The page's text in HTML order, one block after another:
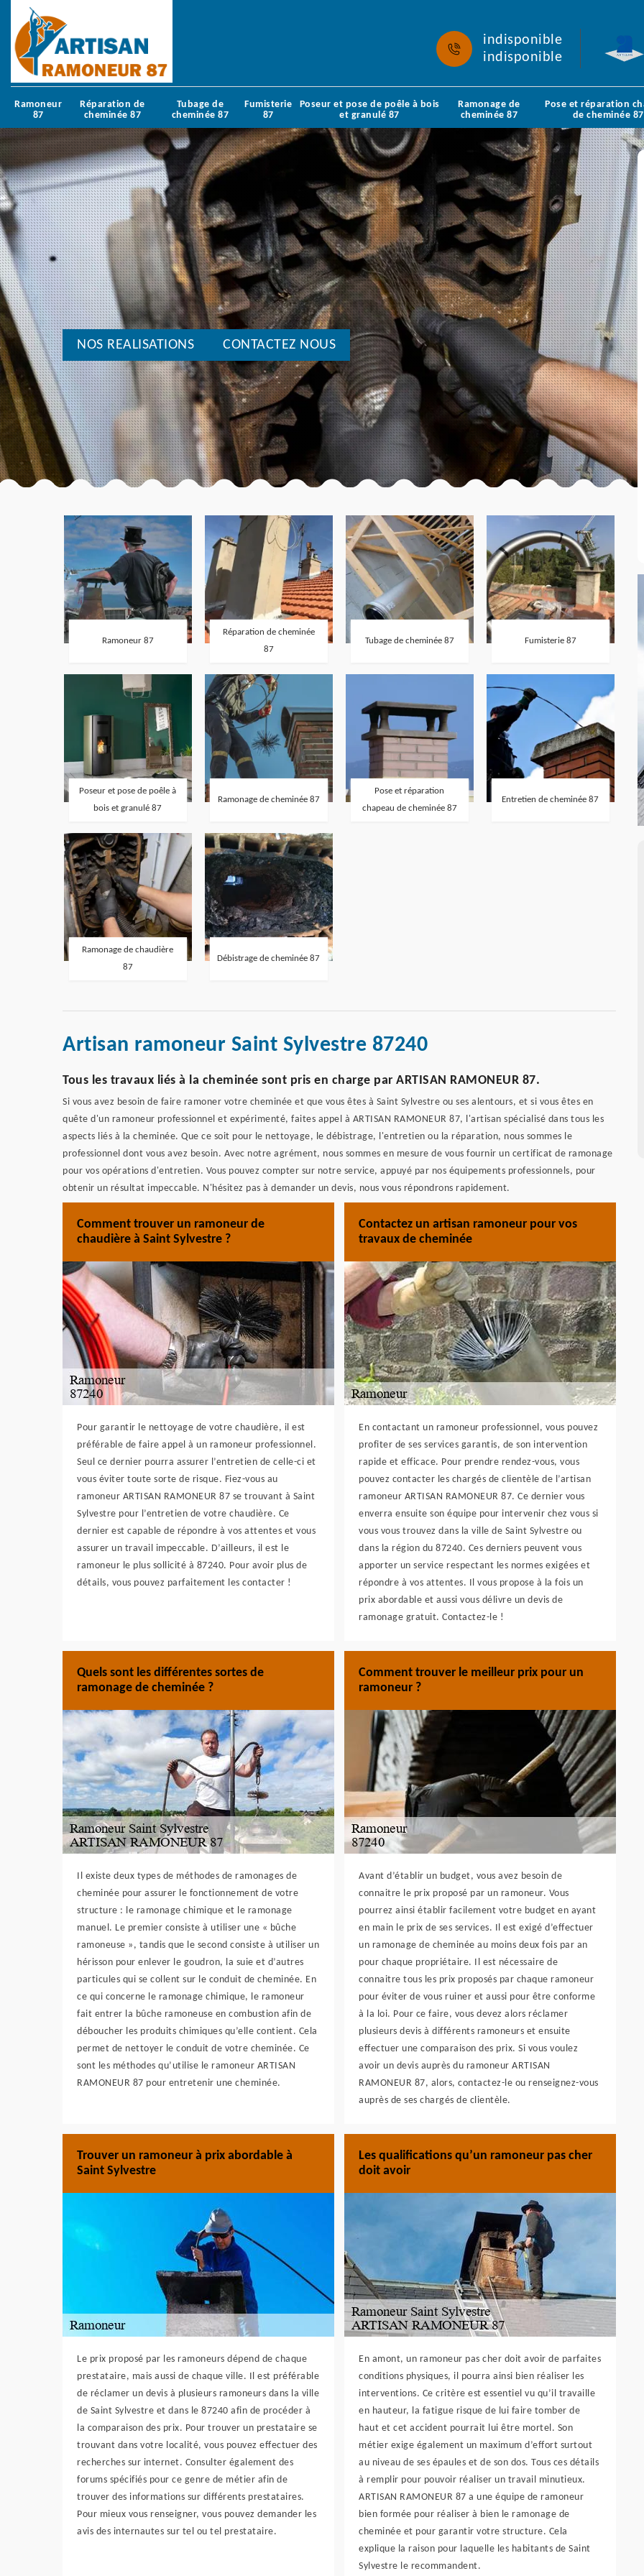
indisponible
indisponible
Ramoneur
87
Réparation de
cheminée 87
Tubage de
cheminée 87
Fumisterie
87
Poseur et pose de poêle à bois
et granulé 87
Ramonage de
cheminée 87
Pose et réparation
de cheminée 87
NOS REALISATIONS CONTACTEZ NOUS
Ramoneur 87
Réparation de cheminée
87
Tubage de cheminée 87 Fumisterie 87
Poseur et pose de poêle à
bois et granulé 87
Ramonage de cheminée 87
Pose et réparation
chapeau de cheminée 87
Entretien de cheminée 87
Ramonage de chaudière
87
Débistrage de cheminée 87
Artisan ramoneur Saint Sylvestre 87240
Tous les travaux liés à la cheminée sont pris en charge par ARTISAN RAMONEUR 87.
Si vous avez besoin de faire ramoner votre cheminée et que vous êtes à Saint Sylvestre ou ses alentours, et si vous êtes en
quête d'un ramoneur professionnel et expérimenté, faites appel à ARTISAN RAMONEUR 87, l'artisan spécialisé dans tous les
aspects liés à la cheminée. Que ce soit pour le nettoyage, le débistrage, l'entretien ou la réparation, nous sommes le
professionnel dont vous avez besoin. Avec notre agrément, nous sommes en mesure de vous fournir un certificat de ramonage
pour vos opérations d'entretien. Vous pouvez compter sur notre service, appuyé par nos équipements professionnels, pour
obtenir un résultat impeccable. N'hésitez pas à demander un devis, nous vous répondrons rapidement.
Comment trouver un ramoneur de
chaudière à Saint Sylvestre ?
Pour garantir le nettoyage de votre chaudière, il est
préférable de faire appel à un ramoneur professionnel.
Seul ce dernier pourra assurer l’entretien de celle-ci et
vous éviter toute sorte de risque. Fiez-vous au
ramoneur ARTISAN RAMONEUR 87 se trouvant à Saint
Sylvestre pour l’entretien de votre chaudière. Ce
dernier est capable de répondre à vos attentes et vous
assurer un travail impeccable. D’ailleurs, il est le
ramoneur le plus sollicité à 87240. Pour avoir plus de
détails, vous pouvez parfaitement les contacter !
Contactez un artisan ramoneur pour vos
travaux de cheminée
En contactant un ramoneur professionnel, vous pouvez
profiter de ses services garantis, de son intervention
rapide et efficace. Pour prendre rendez-vous, vous
pouvez contacter les chargés de clientèle de l’artisan
ramoneur ARTISAN RAMONEUR 87. Ce dernier vous
enverra ensuite son équipe pour intervenir chez vous si
vous vous trouvez dans la ville de Saint Sylvestre ou
dans la région du 87240. Ces derniers peuvent vous
apporter un service respectant les normes exigées et
répondre à vos attentes. Il vous propose à la fois un
prix abordable et aussi vous délivre un devis de
ramonage gratuit. Contactez-le !
Quels sont les différentes sortes de
ramonage de cheminée ?
Il existe deux types de méthodes de ramonages de
cheminée pour assurer le fonctionnement de votre
structure : le ramonage chimique et le ramonage
manuel. Le premier consiste à utiliser une « bûche
ramoneuse », tandis que le second consiste à utiliser un
hérisson pour enlever le goudron, la suie et d’autres
particules qui se collent sur le conduit de cheminée. En
ce qui concerne le ramonage chimique, le ramoneur
fait entrer la bûche ramoneuse en combustion afin de
déboucher les produits chimiques qu’elle contient. Cela
permet de nettoyer le conduit de votre cheminée. Ce
sont les méthodes qu’utilise le ramoneur ARTISAN
RAMONEUR 87 pour entretenir une cheminée.
Comment trouver le meilleur prix pour un
ramoneur ?
Avant d’établir un budget, vous avez besoin de
connaitre le prix proposé par un ramoneur. Vous
pourrez ainsi établir facilement votre budget en ayant
en main le prix de ses services. Il est exigé d’effectuer
un ramonage de cheminée au moins deux fois par an
pour chaque propriétaire. Il est nécessaire de
connaitre tous les prix proposés par chaque ramoneur
pour éviter de vous ruiner et aussi pour être conforme
à la loi. Pour ce faire, vous devez alors réclamer
plusieurs devis à différents ramoneurs et ensuite
effectuer une comparaison des prix. Si vous voulez
avoir un devis auprès du ramoneur ARTISAN
RAMONEUR 87, alors, contactez-le ou renseignez-vous
auprès de ses chargés de clientèle.
Trouver un ramoneur à prix abordable à
Saint Sylvestre
Le prix proposé par les ramoneurs dépend de chaque
prestataire, mais aussi de chaque ville. Il est préférable
de réclamer un devis à plusieurs ramoneurs dans la ville
de Saint Sylvestre et dans le 87240 afin de procéder à
la comparaison des prix. Pour trouver un prestataire se
trouvant dans votre localité, vous pouvez effectuer des
recherches sur internet. Consulter également des
forums spécifiés pour ce genre de métier afin de
trouver des informations sur différents prestataires.
Pour mieux vous renseigner, vous pouvez demander les
avis des internautes sur tel ou tel prestataire.
Les qualifications qu’un ramoneur pas cher
doit avoir
En amont, un ramoneur pas cher doit avoir de parfaites
conditions physiques, il pourra ainsi bien réaliser les
interventions. Ce critère est essentiel vu qu’il travaille
en hauteur, la fatigue risque de lui faire tomber de
haut et cet accident pourrait lui être mortel. Son
métier exige également un maximum d’effort surtout
au niveau de ses épaules et de son dos. Tous ces détails
à remplir pour pouvoir réaliser un travail minutieux.
ARTISAN RAMONEUR 87 a une équipe de ramoneur
bien formée pour réaliser à bien le ramonage de
cheminée et pour garantir votre structure. Cela
explique la raison pour laquelle les habitants de Saint
Sylvestre le recommandent.